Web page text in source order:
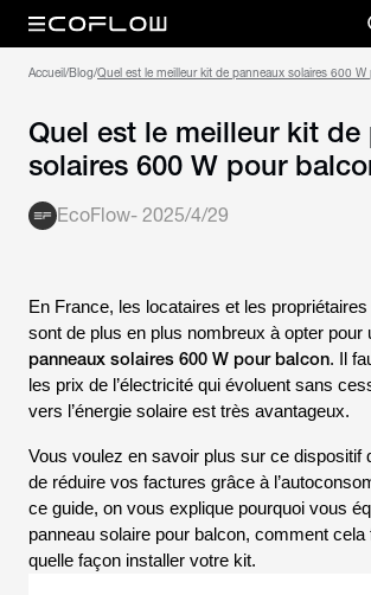
Accueil/Blog/
Quel est le meilleur kit de
solaires 600 W pour
EcoFlow- 2025/4/29
En France, les locataires et les propriétaires
sont de plus en plus nombreux à opter pour
panneaux solaires 600 W pour balcon. Il
les prix de l’électricité qui évoluent sans
vers l’énergie solaire est très avantageux.
Vous voulez en savoir plus sur ce dispositif
de réduire vos factures grâce à
ce guide, on vous explique pourquoi vous
panneau solaire pour balcon, comment cela
quelle façon installer votre kit.